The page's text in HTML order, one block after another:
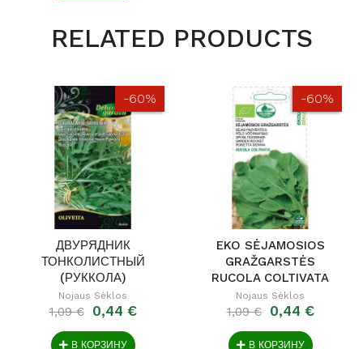
RELATED PRODUCTS
-60%
ДВУРЯДНИК
ТОНКОЛИСТНЫЙ
(РУККОЛА)
OLIVETTA
Nojaus Sėklos
1,09 € 0,44 €
В КОРЗИНУ
-60%
EKO SĖJAMOSIOS
GRAŽGARSTĖS
RUCOLA COLTIVATA
Nojaus Sėklos
1,09 € 0,44 €
В КОРЗИНУ